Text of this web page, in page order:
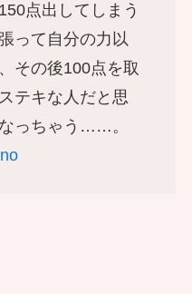
点出してしまう
って自分の力以
その後100点を取
テキな人だと思
っちゃう……。